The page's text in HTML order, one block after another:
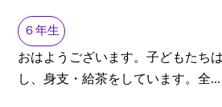
６年生
おはようございます。子どもたち
し、身支・給茶をしています。全...